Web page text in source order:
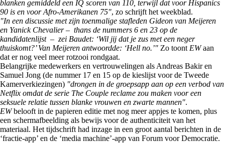
blanken gemiddeld een IQ scoren van 110, terwijl dat voor Hispanics
90 is en voor Afro-Amerikanen 75", zo schrijft het weekblad.
"In een discussie met zijn toenmalige stafleden Gideon van Meijeren
en Yanick Chevalier – thans de nummers 6 en 23 op de
kandidatenlijst – zei Baudet: ‘Wil jij dat je zus met een neger
thuiskomt?’ Van Meijeren antwoordde: ‘Hell no.’" Zo toont EWaan
dat er nog veel meer rotzooi rondgaat.
Belangrijke medewerkers en vertrouwelingen als Andreas Bakir en
Samuel Jong (de nummer 17 en 15 op de kieslijst voor de Tweede
Kamerverkiezingen) "drongen in de groepsapp aan op een verbod van
Netflix omdat de serie The Couple reclame zou maken voor een
seksuele relatie tussen blanke vrouwen en zwarte mannen".
EWbelooft in de papieren editie met nog meer appjes te komen, plus
een schermafbeelding als bewijs voor de authenticiteit van het
materiaal. Het tijdschrift had inzage in een groot aantal berichten in de
‘fractie-app’ en de ‘media machine’-app van Forum voor Democratie.